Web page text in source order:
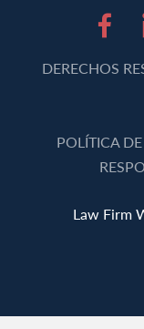
DERECHOS
POLÍTICA
Law Firm